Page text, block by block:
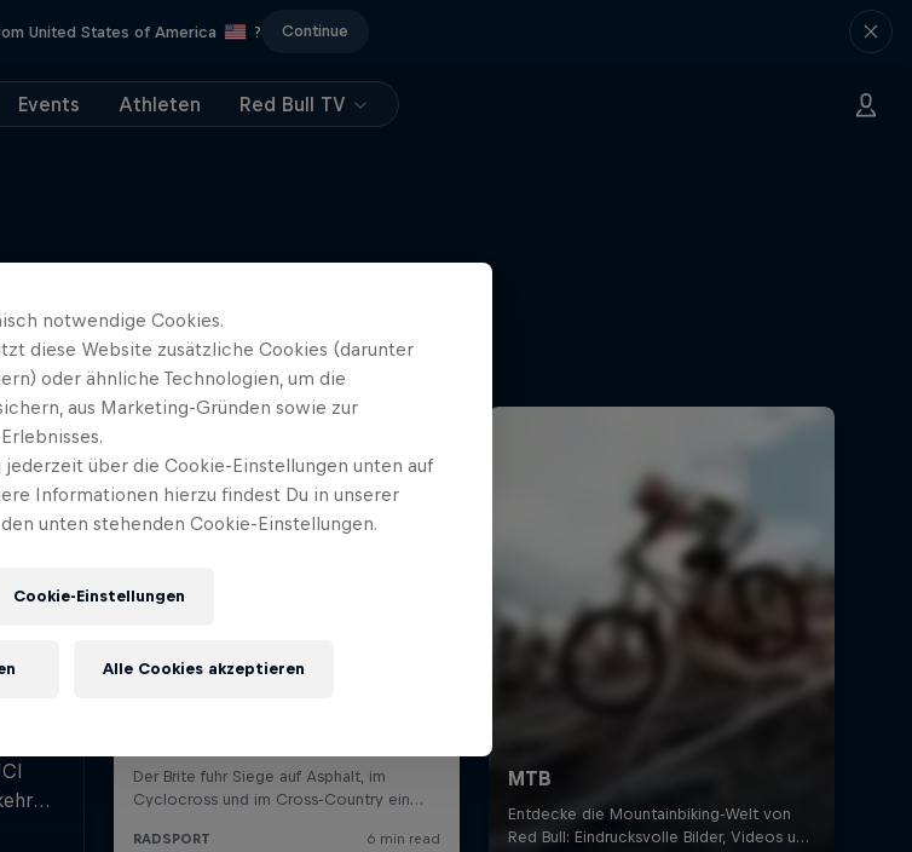
United States of America ? Continue
Events Athleten Red Bull TV
davon
notwendige Cookies.
diese Website zusätzliche Cookies (darunter
oder ähnliche Technologien, um die
aus Marketing-Gründen sowie zur
jederzeit über die Cookie-Einstellungen unten auf
Informationen hierzu findest Du in unserer
unten stehenden Cookie-Einstellungen.
Cookie-Einstellungen
Alle Cookies akzeptieren